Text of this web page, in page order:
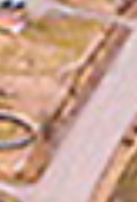
Supertorsdag för
Supertorsdag
Ponnytravtävlingar
Ridsport
Om travskolan
Samarbetspartners
Licenskurser